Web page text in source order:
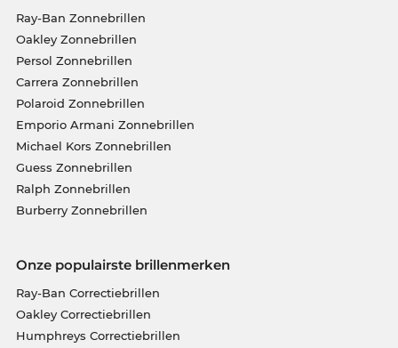
Ray-Ban Zonnebrillen
Oakley Zonnebrillen
Persol Zonnebrillen
Carrera Zonnebrillen
Polaroid Zonnebrillen
Emporio Armani Zonnebrillen
Michael Kors Zonnebrillen
Guess Zonnebrillen
Ralph Zonnebrillen
Burberry Zonnebrillen
Onze populairste brillenmerken
Ray-Ban Correctiebrillen
Oakley Correctiebrillen
Humphreys Correctiebrillen